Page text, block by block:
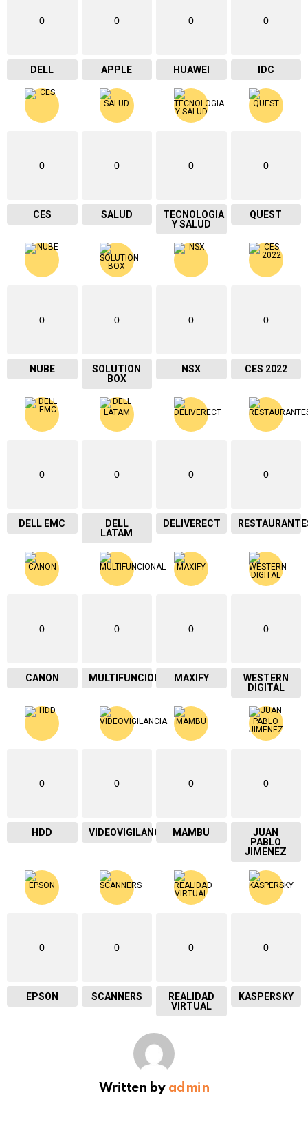
0
DELL
0
APPLE
0
HUAWEI
0
IDC
0
CES
0
SALUD
0
TECNOLOGIA
Y SALUD
0
QUEST
0
NUBE
0
SOLUTION
BOX
0
NSX
0
CES 2022
0
DELL EMC
0
DELL
LATAM
0
DELIVERECT
0
0
CANON
0
MULTIFUNCIONAL
0
MAXIFY
0
WESTERN
DIGITAL
0
HDD
0
VIDEOVIGILANCIA
0
MAMBU
0
JUAN
PABLO
JIMENEZ
0
EPSON
0
SCANNERS
0
REALIDAD
VIRTUAL
0
KASPERSKY
Written by admin